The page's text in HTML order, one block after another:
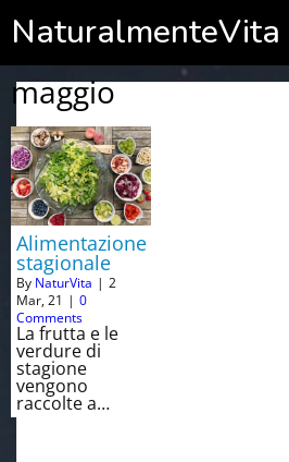
NaturalmenteVita
maggio
Alimentazione
stagionale
By NaturVita | 2
Mar, 21 | 0
Comments
La frutta e le
verdure di
stagione
vengono
raccolte a…